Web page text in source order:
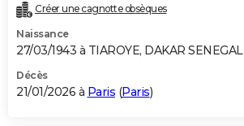
Destinations
City break
Voyage nature
Voyage de noces
Forum
Climat
+PHOTO
GUIDES D'ACHAT
BONS PLANS
Créer une cagnotte obsèques
Naissance
27/03/1943 à TIAROYE, DAKAR SENEGAL
Décès
21/01/2026 à Paris (Paris)